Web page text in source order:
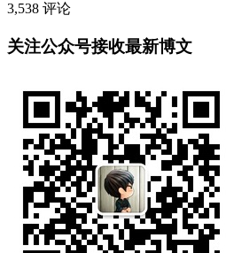
3,538 评论
关注公众号接收最新博文